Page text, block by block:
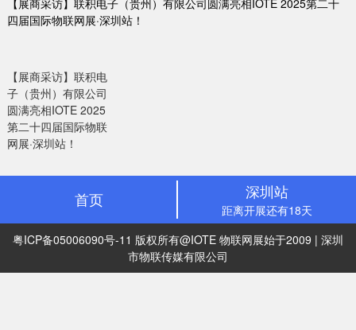
四届国际物联网展·深圳站！
【展商采访】联积电
子（贵州）有限公司
圆满亮相IOTE 2025
第二十四届国际物联
网展·深圳站！
首页 深圳站
距离开展还有18天
粤ICP备05006090号-11 版权所有@IOTE 物联网展始于2009 | 深圳
市物联传媒有限公司